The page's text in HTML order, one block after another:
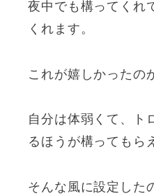
夜中でも構ってくれ
くれます。
これが嬉しかったの
自分は体弱くて、ト
るほうが構ってもら
そんな風に設定した